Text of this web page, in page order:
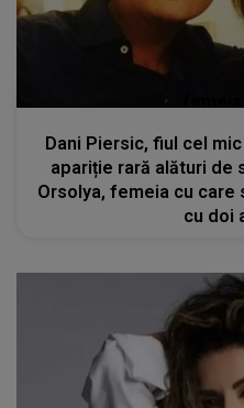
Dani Piersic, fiul cel
apariție rară alături de
Orsolya, femeia cu care
cu doi